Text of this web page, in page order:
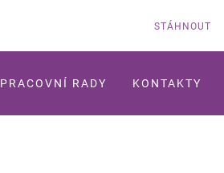
STÁHNOUT
PRACOVNÍ RADY KONTAKTY